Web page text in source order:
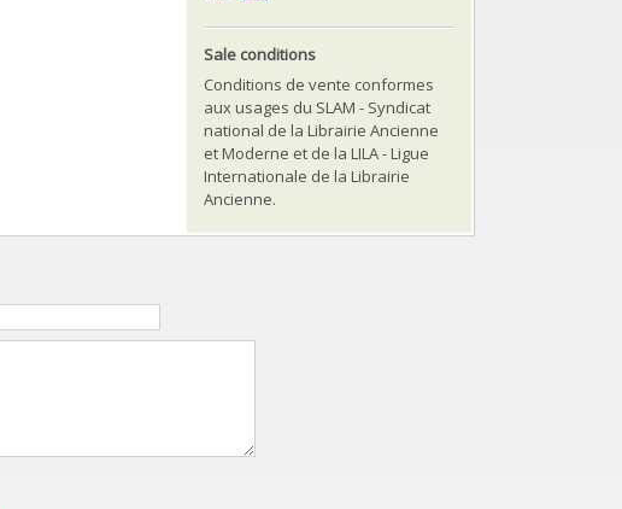
Sale conditions
Conditions de vente conformes
aux usages du SLAM - Syndicat
national de la Librairie Ancienne
et Moderne et de la LILA - Ligue
Internationale de la Librairie
Ancienne.